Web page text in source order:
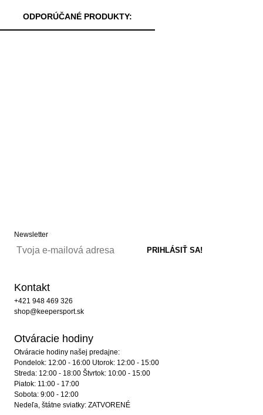
ODPORÚČANÉ PRODUKTY:
Newsletter
Kontakt
+421 948 469 326
shop@keepersport.sk
Otváracie hodiny
Otváracie hodiny našej predajne:
Pondelok: 12:00 - 16:00 Utorok: 12:00 - 15:00
Streda: 12:00 - 18:00 Štvrtok: 10:00 - 15:00
Piatok: 11:00 - 17:00
Sobota: 9:00 - 12:00
Nedeľa, štátne sviatky: ZATVORENÉ